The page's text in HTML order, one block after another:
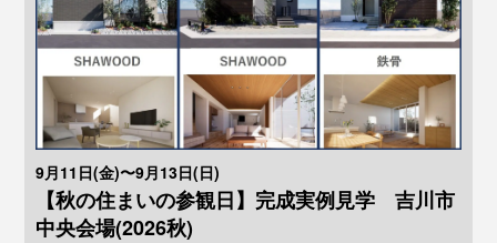
9月11日(金)〜9月13日(日)
【秋の住まいの参観日】完成実例見学 吉川市
中央会場(2026秋)